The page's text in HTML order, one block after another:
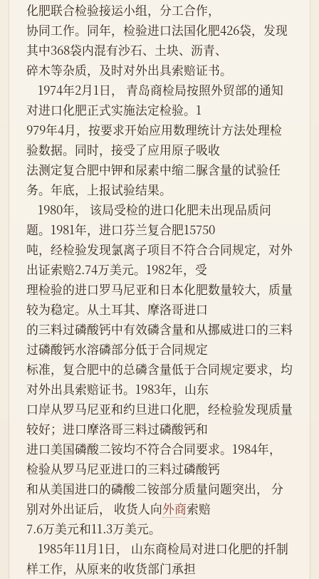
化肥联合检验接运小组，分工合作，
协同工作。同年，检验进口法国化肥426袋，发现
其中368袋内混有沙石、土块、沥青、
碎木等杂质，及时对外出具索赔证书。
对进口化肥正式实施法定检验。1
979年4月，按要求开始应用数理统计方法处理检
验数据。同时，接受了应用原子吸收
法测定复合肥中钾和尿素中缩二脲含量的试验任
务。年底，上报试验结果。
题。1981年，进口芬兰复合肥15750
吨，经检验发现氯离子项目不符合合同规定，对外
出证索赔2.74万美元。1982年，受
理检验的进口罗马尼亚和日本化肥数量较大，质量
较为稳定。从土耳其、摩洛哥进口
的三料过磷酸钙中有效磷含量和从挪威进口的三料
过磷酸钙水溶磷部分低于合同规定
标准，复合肥中的总磷含量低于合同规定要求，均
对外出具索赔证书。1983年，山东
口岸从罗马尼亚和约旦进口化肥，经检验发现质量
较好；进口摩洛哥三料过磷酸钙和
进口美国磷酸二铵均不符合合同要求。1984年，
检验从罗马尼亚进口的三料过磷酸钙
和从美国进口的磷酸二铵部分质量问题突出， 分
别对外出证后， 收货人向外商索赔
7.6万美元和11.3万美元。
样工作，从原来的收货部门承担